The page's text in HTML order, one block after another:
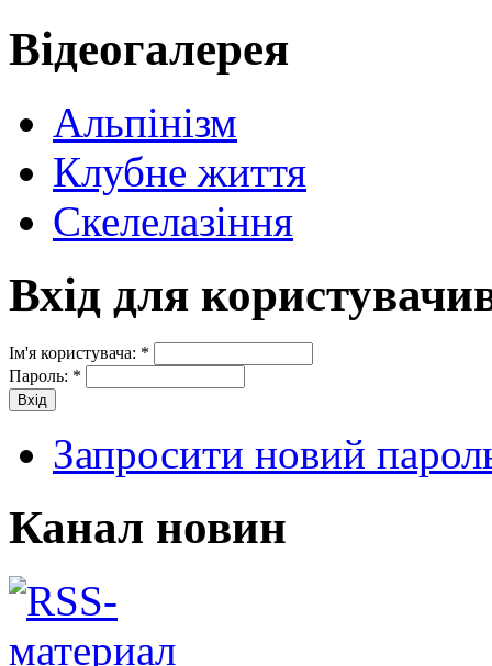
Відеогалерея
Альпінізм
Клубне життя
Скелелазіння
Вхід для
Ім'я користувача: *
Пароль: *
Запросити новий
Канал новин